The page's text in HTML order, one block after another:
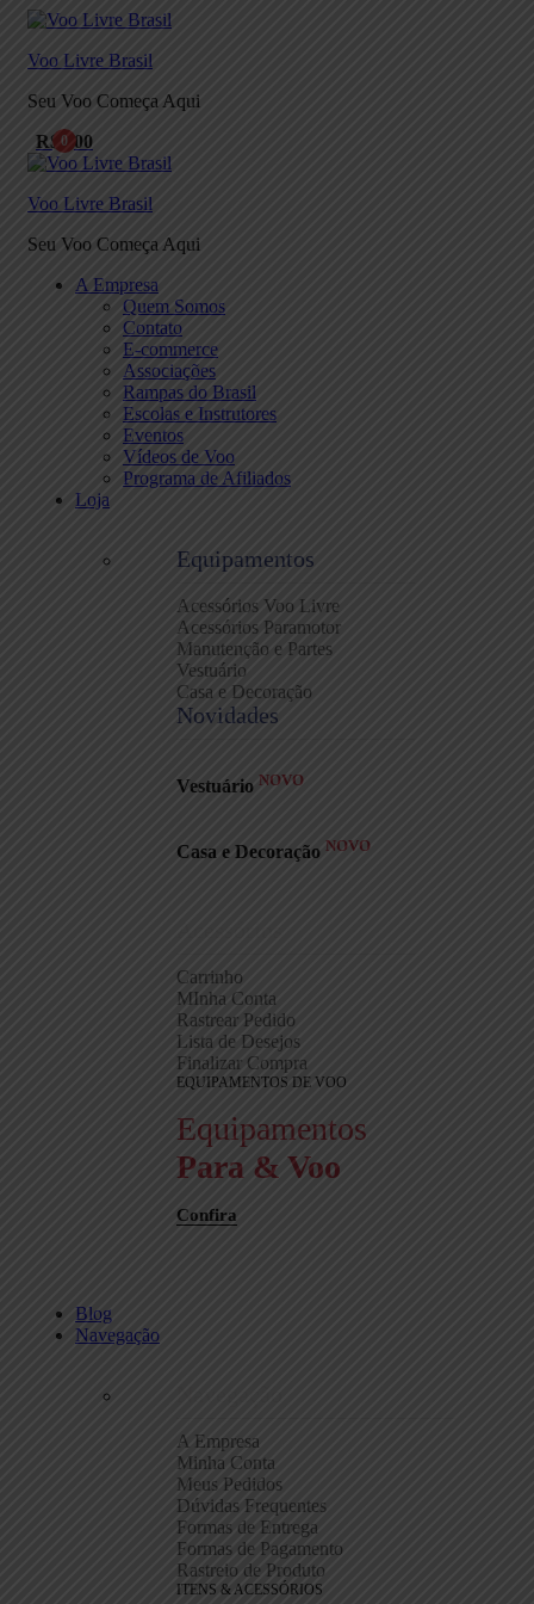
Voo Livre Brasil
Seu Voo Começa Aqui
0
R$ 0,00
Voo Livre Brasil
Seu Voo Começa Aqui
A Empresa
Quem Somos
Contato
E-commerce
Associações
Rampas do Brasil
Escolas e Instrutores
Eventos
Vídeos de Voo
Programa de Afiliados
Loja
Equipamentos
Acessórios Voo Livre
Acessórios Paramotor
Manutenção e Partes
Vestuário
Casa e Decoração
Novidades
Vestuário NOVO
Casa e Decoração NOVO
Carrinho
MInha Conta
Rastrear Pedido
Lista de Desejos
Finalizar Compra
EQUIPAMENTOS DE VOO
Equipamentos
Para & Voo
Confira
Blog
Navegação
A Empresa
Minha Conta
Meus Pedidos
Dúvidas Frequentes
Formas de Entrega
Formas de Pagamento
Rastreio de Produto
ITENS & ACESSÓRIOS